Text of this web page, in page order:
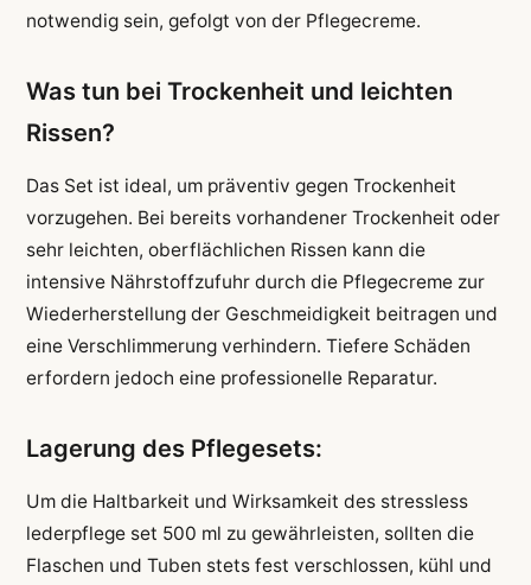
notwendig sein, gefolgt von der Pflegecreme.
Was tun bei Trockenheit und leichten
Rissen?
Das Set ist ideal, um präventiv gegen Trockenheit
vorzugehen. Bei bereits vorhandener Trockenheit oder
sehr leichten, oberflächlichen Rissen kann die
intensive Nährstoffzufuhr durch die Pflegecreme zur
Wiederherstellung der Geschmeidigkeit beitragen und
eine Verschlimmerung verhindern. Tiefere Schäden
erfordern jedoch eine professionelle Reparatur.
Lagerung des Pflegesets:
Um die Haltbarkeit und Wirksamkeit des stressless
lederpflege set 500 ml zu gewährleisten, sollten die
Flaschen und Tuben stets fest verschlossen, kühl und